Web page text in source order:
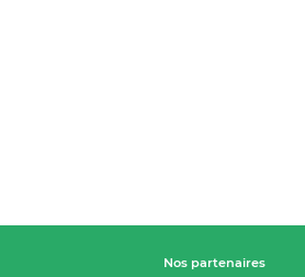
Nos partenaires